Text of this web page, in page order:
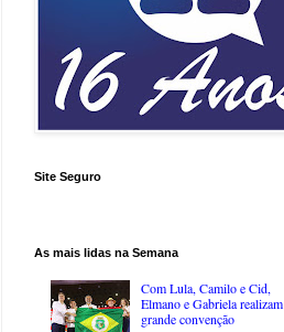
Site Seguro
As mais lidas na Semana
Com Lula, Camilo e Cid,
Elmano e Gabriela realizam
grande convenção